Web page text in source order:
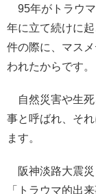
95年がトラウマ
年に立て続けに
件の際に、マス
われたからです。
自然災害や生死
事と呼ばれ、そ
ます。
阪神淡路大震災
「トラウマ的出